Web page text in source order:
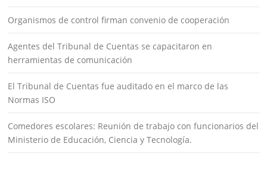
Organismos de control firman convenio de cooperación
Agentes del Tribunal de Cuentas se capacitaron en
herramientas de comunicación
El Tribunal de Cuentas fue auditado en el marco de las
Normas ISO
Comedores escolares: Reunión de trabajo con funcionarios del
Ministerio de Educación, Ciencia y Tecnología.